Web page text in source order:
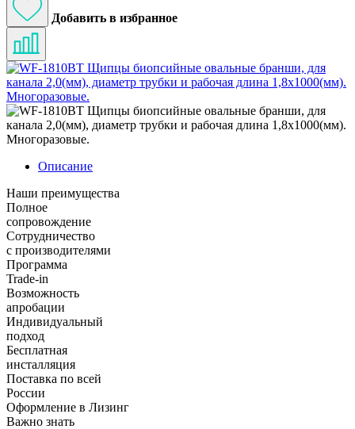
Добавить в избранное
Описание
Наши преимущества
Полное
сопровождение
Сотрудничество
с производителями
Программа
Trade-in
Возможность
апробации
Индивидуальный
подход
Бесплатная
инсталляция
Поставка по всей
России
Оформление в Лизинг
Важно знать